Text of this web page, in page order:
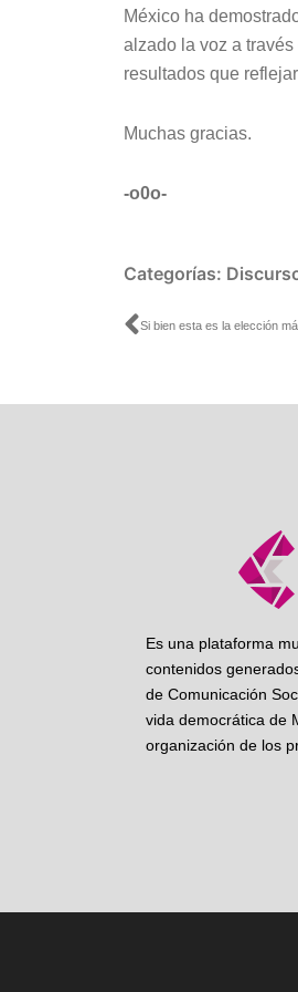
México ha
alzado la voz a
resultados que
Muchas gracias.
-o0o-
Categorías:
Ant
Es una plataforma
contenidos
de Comunicación
vida democrática de
organización de los